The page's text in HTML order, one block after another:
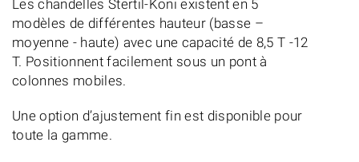
Les chandelles Stertil-Koni existent en 5
modèles de différentes hauteur (basse –
moyenne - haute) avec une capacité de 8,5 T -12
T. Positionnent facilement sous un pont à
colonnes mobiles.
Une option d’ajustement fin est disponible pour
toute la gamme.